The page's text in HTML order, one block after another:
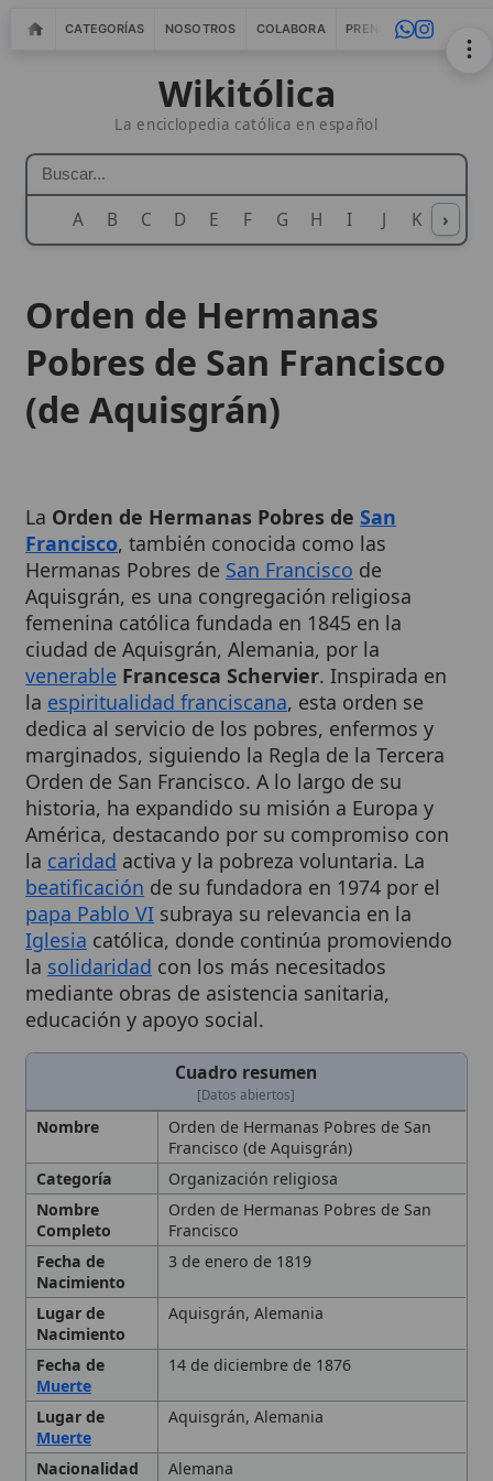
CATEGORÍAS NOSOTROS COLABORA PRENSA WEBMASTERS
Wikitólica
La enciclopedia católica en español
A B C D E F G H I J K L M
›
Pobres de San Francisco
(de Aquisgrán)
Hermanas Pobres deSan Franciscode
Aquisgrán, es una congregación religiosa
femenina católica fundada en 1845 en la
ciudad de Aquisgrán, Alemania, por la
venerable Francesca Schervier. Inspirada en
laespiritualidad franciscana, esta orden se
dedica al servicio de los pobres, enfermos y
marginados, siguiendo la Regla de la Tercera
Orden de San Francisco. A lo largo de su
historia, ha expandido su misión a Europa y
América, destacando por su compromiso con
lacaridadactiva y la pobreza voluntaria. La
beatificación de su fundadora en 1974 por el
papa Pablo VIsubraya su relevancia en la
Iglesiacatólica, donde continúa promoviendo
lasolidaridadcon los más necesitados
mediante obras de asistencia sanitaria,
educación y apoyo social.
Cuadro resumen
[Datos abiertos]
Nombre
Orden de Hermanas Pobres de San
Organización religiosa
Completo
Orden de Hermanas Pobres de San
Francisco
Nacimiento
3 de enero de 1819
Lugar de
Nacimiento
Aquisgrán, Alemania
Fecha de
Muerte
14 de diciembre de 1876
Lugar de
Muerte
Nacionalidad
Fecha de
Fundación
1845
Beatificación 28 de abril de 1974
Carisma
servicio a los pobres